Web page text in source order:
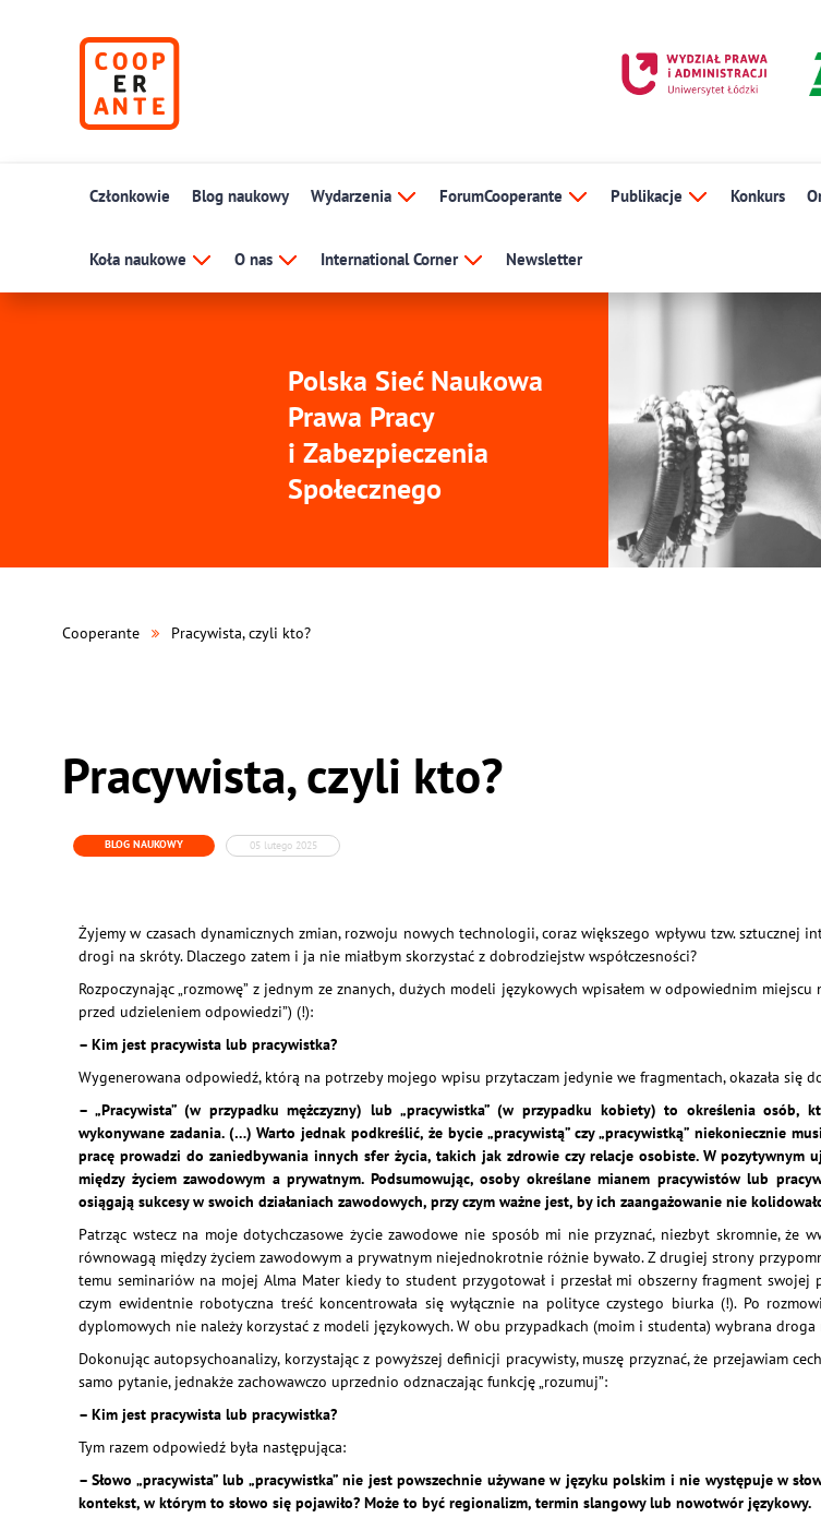
Członkowie Blog naukowy Wydarzenia ForumCooperante Publikacje Konkurs
Koła naukowe O nas International Corner Newsletter
Polska Sieć Naukowa
Prawa Pracy
i Zabezpieczenia
Społecznego
Cooperante Pracywista, czyli kto?
Pracywista, czyli kto?
BLOG NAUKOWY 05 lutego 2025
Żyjemy w czasach dynamicznych zmian, rozwoju nowych technologii, coraz większego wpływu tzw. sztucznej
drogi na skróty. Dlaczego zatem i ja nie miałbym skorzystać z dobrodziejstw współczesności?
Rozpoczynając „rozmowę” z jednym ze znanych, dużych modeli językowych wpisałem w odpowiednim
przed udzieleniem odpowiedzi”) (!):
– Kim jest pracywista lub pracywistka?
Wygenerowana odpowiedź, którą na potrzeby mojego wpisu przytaczam jedynie we fragmentach, okazała się
– „Pracywista” (w przypadku mężczyzny) lub „pracywistka” (w przypadku kobiety) to określenia osób,
wykonywane zadania. (…) Warto jednak podkreślić, że bycie „pracywistą” czy „pracywistką” niekoniecznie
pracę prowadzi do zaniedbywania innych sfer życia, takich jak zdrowie czy relacje osobiste. W pozytywnym
między życiem zawodowym a prywatnym. Podsumowując, osoby określane mianem pracywistów lub
osiągają sukcesy w swoich działaniach zawodowych, przy czym ważne jest, by ich zaangażowanie nie
Patrząc wstecz na moje dotychczasowe życie zawodowe nie sposób mi nie przyznać, niezbyt skromnie, że
równowagą między życiem zawodowym a prywatnym niejednokrotnie różnie bywało. Z drugiej strony
temu seminariów na mojej Alma Mater kiedy to student przygotował i przesłał mi obszerny fragment
czym ewidentnie robotyczna treść koncentrowała się wyłącznie na polityce czystego biurka (!). Po
dyplomowych nie należy korzystać z modeli językowych. W obu przypadkach (moim i studenta) wybrana droga
Dokonując autopsychoanalizy, korzystając z powyższej definicji pracywisty, muszę przyznać, że przejawiam
samo pytanie, jednakże zachowawczo uprzednio odznaczając funkcję „rozumuj”:
– Kim jest pracywista lub pracywistka?
Tym razem odpowiedź była następująca:
– Słowo „pracywista” lub „pracywistka” nie jest powszechnie używane w języku polskim i nie występuje w
kontekst, w którym to słowo się pojawiło? Może to być regionalizm, termin slangowy lub nowotwór językowy.